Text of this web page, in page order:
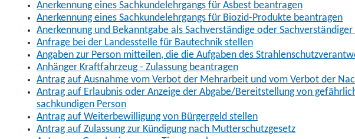
Anerkennung eines Sachkundelehrgangs für Asbest beantragen
Anerkennung eines Sachkundelehrgangs für Biozid-Produkte beantragen
Anerkennung und Bekanntgabe als Sachverständige oder Sachverständiger
Anfrage bei der Landesstelle für Bautechnik stellen
Angaben zur Person mitteilen, die die Aufgaben des
Anhänger Kraftfahrzeug - Zulassung beantragen
Antrag auf Ausnahme vom Verbot der Mehrarbeit und vom Verbot der
Antrag auf Erlaubnis oder Anzeige der Abgabe/Bereitstellung von
sachkundigen Person
Antrag auf Weiterbewilligung von Bürgergeld stellen
Antrag auf Zulassung zur Kündigung nach Mutterschutzgesetz